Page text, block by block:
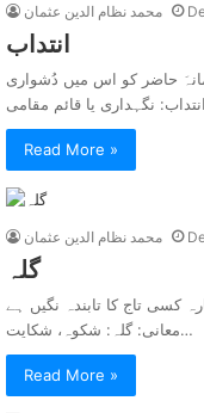
محمد نظام الدین عثمان
انتداب
حاضر کو اس میں دُشواری
Read More »
محمد نظام الدین عثمان
گلہ
کسی تاج کا تابندہ نگیں ہے
معانی: گلہ: شکوہ، شکایت…
Read More »